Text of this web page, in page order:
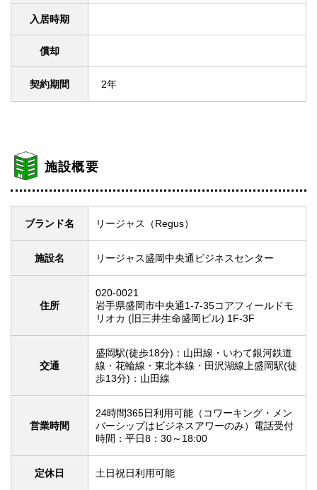
入居時期
償却
契約期間 2年
施設概要
ブランド名 リージャス（Regus）
施設名 リージャス盛岡中央通ビジネスセンター
住所
020-0021
岩手県盛岡市中央通1-7-35コアフィールドモ
リオカ (旧三井生命盛岡ビル) 1F-3F
交通
盛岡駅(徒歩18分)：山田線・いわて銀河鉄道
線・花輪線・東北本線・田沢湖線上盛岡駅(徒
歩13分)：山田線
営業時間
24時間365日利用可能（コワーキング・メン
バーシップはビジネスアワーのみ）電話受付
時間：平日8：30～18:00
定休日 土日祝日利用可能